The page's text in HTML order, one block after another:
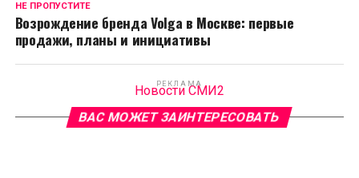
НЕ ПРОПУСТИТЕ
Возрождение бренда Volga в Москве: первые
продажи, планы и инициативы
РЕКЛАМА
Новости СМИ2
ВАС МОЖЕТ ЗАИНТЕРЕСОВАТЬ